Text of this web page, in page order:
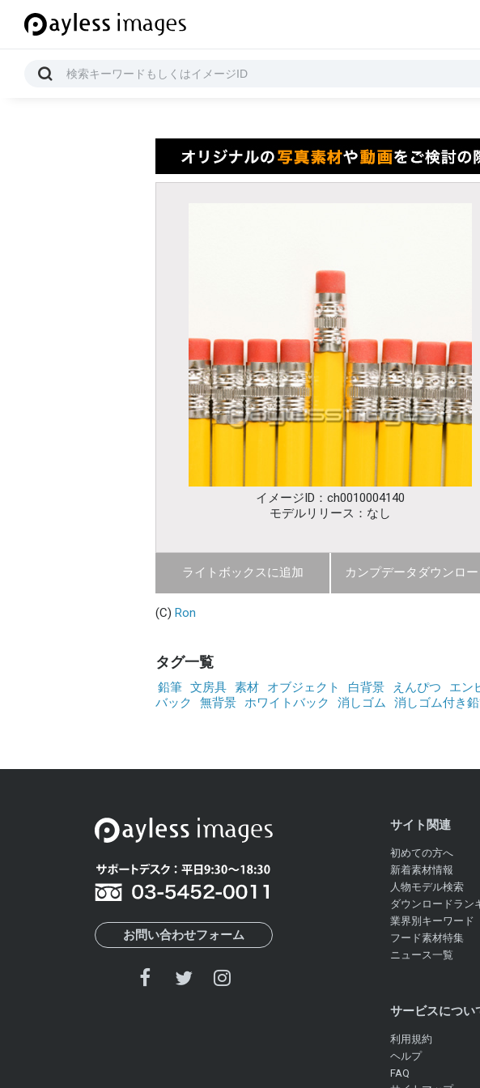
イメージID：ch0010004140
モデルリリース：なし
ライトボックスに追加 カンプデータダウンロー
(C) Ron
タグ一覧
鉛筆 文房具 素材 オブジェクト 白背景 えんぴつ エン
バック
無背景 ホワイトバック 消しゴム 消しゴム付き
お問い合わせフォーム
サイト関連
初めての方へ
新着素材情報
人物モデル検索
ダウンロードラン
業界別キーワード
フード素材特集
ニュース一覧
サービスについ
利用規約
ヘルプ
FAQ